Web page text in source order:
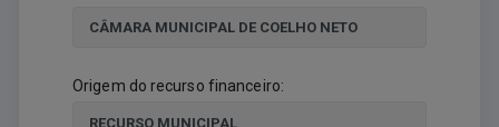
Origem do recurso financeiro: